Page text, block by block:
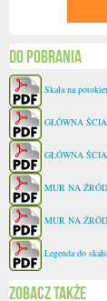
Do pobrania
Skała na
GŁÓWNA
GŁÓWNA
MUR NA
MUR NA
Legenda do
Zobacz także